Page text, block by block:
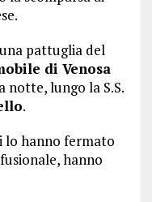
pattuglia del
di Venosa
notte, lungo la S.S.
.
lo hanno fermato
hanno